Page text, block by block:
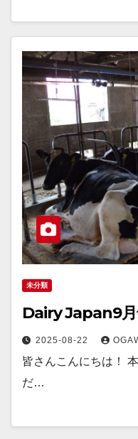
未分類
Dairy Japan9月
2025-08-22
皆さんこんにちは！
だ…